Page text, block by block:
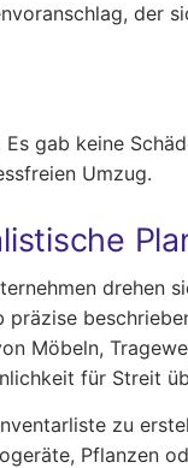
gab keine
Umzug.
Möbeln,
für Streit
zu
Pflanzen